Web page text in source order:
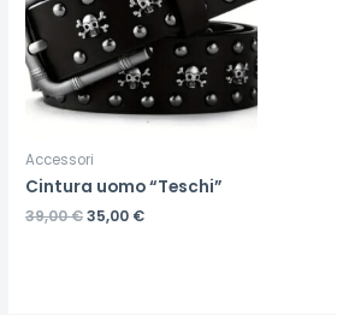
Accessori
Cintura uomo “Teschi”
39,00€35,00 €